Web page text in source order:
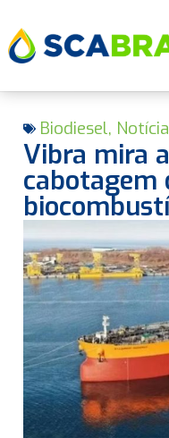
Biodiesel,
Vibra mira
cabotagem